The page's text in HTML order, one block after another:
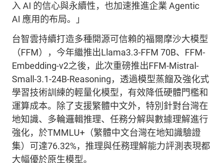
入AI 的信心與永續性，也加速推進企業 Agentic
AI 應用的布局。」
台智雲持續打造多種開源可信賴的福爾摩沙大模型
（FFM），今年繼推出Llama3.3-FFM 70B、 FFM-
Embedding-v2之後，此次重磅推出FFM-Mistral-
Small-3.1-24B-Reasoning，透過模型蒸餾及強化式
學習技術訓練的輕量化模型，有效降低硬體門檻和
運算成本。除了支援繁體中文外，特別針對台灣在
地知識、多輪邏輯推理、任務分解與數據理解進行
強化，於TMMLU+ （繁體中文台灣在地知識驗證
集）可達76.32%，推理與任務理解能力評測表現都
大幅優於原生模型。